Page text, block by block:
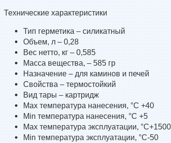
Технические характеристики
Тип герметика – силикатный
Объем, л – 0,28
Вес нетто, кг – 0,585
Масса вещества, – 585 гр
Назначение – для каминов и печей
Свойства – термостойкий
Вид тары – картридж
Max температура нанесения, °С +40
Min температура нанесения, °С +5
Max температура эксплуатации, °С+1500
Min температура эксплуатации, °С-50